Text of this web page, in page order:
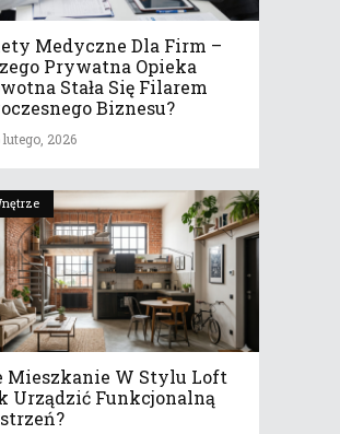
Medyczne Dla Firm –
Prywatna Opieka
Stała Się Filarem
Biznesu?
lutego, 2026
Mieszkanie W Stylu Loft
Urządzić Funkcjonalną